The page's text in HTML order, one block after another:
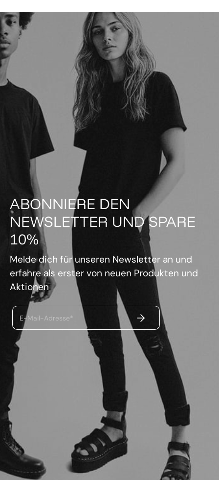
ABONNIERE DEN
NEWSLETTER UND SPARE
10%
Melde dich für unseren Newsletter an und
erfahre als erster von neuen Produkten und
Aktionen
E-Mail-Adresse* ABSENDEN